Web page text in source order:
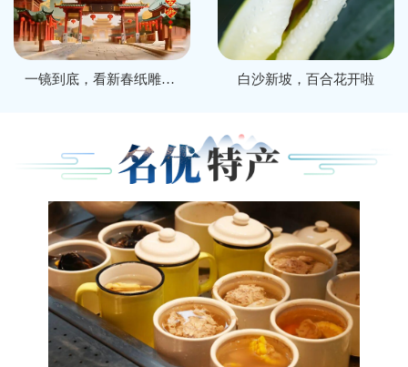
一镜到底，看新春纸雕闽侯年味十足！ 白沙新坡，百合花开啦